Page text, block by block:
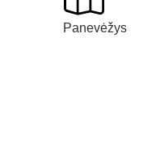
Panevėžys